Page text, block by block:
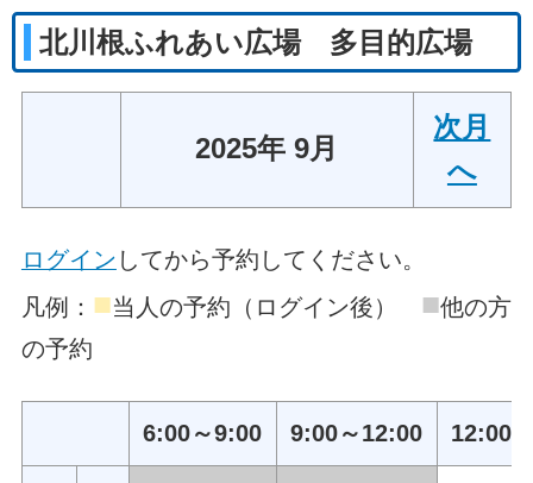
北川根ふれあい広場 多目的広場
2025年 9月
次月
へ
ログイン してから予約してください。
凡例： ■当人の予約（ログイン後） ■他の方
の予約
6:00～9:00 9:00～12:00 12:00